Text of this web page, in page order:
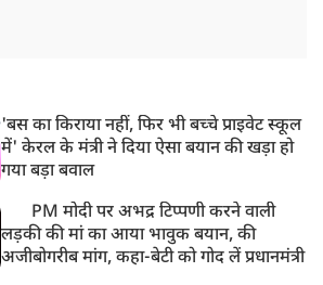
'बस का किराया नहीं, फिर भी बच्चे प्राइवेट स्कूल
में' केरल के मंत्री ने दिया ऐसा बयान की खड़ा हो
गया बड़ा बवाल
PM मोदी पर अभद्र टिप्पणी करने वाली
लड़की की मां का आया भावुक बयान, की
अजीबोगरीब मांग, कहा-बेटी को गोद लें प्रधानमंत्री